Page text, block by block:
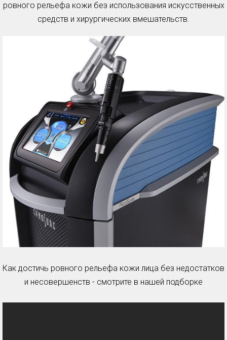
ровного рельефа кожи без использования искусственных
средств и хирургических вмешательств.
Как достичь ровного рельефа кожи лица без недостатков
и несовершенств - смотрите в нашей подборке